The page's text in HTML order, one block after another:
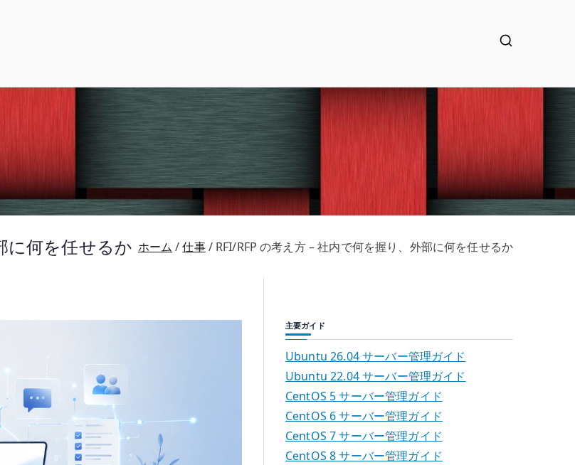
に何を任せるか ホーム 仕事 RFI/RFP の考え方 – 社内で何を握り、外部に何を任せるか
主要ガイド
Ubuntu 26.04 サーバー管理ガイド
Ubuntu 22.04 サーバー管理ガイド
CentOS 5 サーバー管理ガイド
CentOS 6 サーバー管理ガイド
CentOS 7 サーバー管理ガイド
CentOS 8 サーバー管理ガイド